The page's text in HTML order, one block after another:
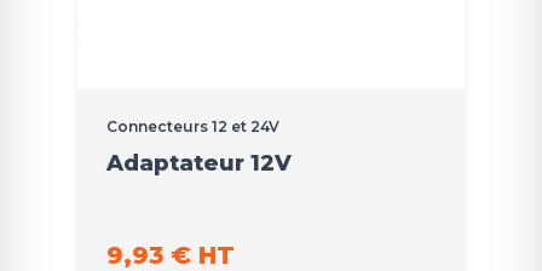
Connecteurs 12 et 24V
Adaptateur 12V
9,93 € HT